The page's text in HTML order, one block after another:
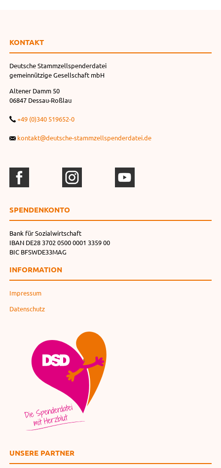
KONTAKT
Deutsche Stammzellspenderdatei
gemeinnützige Gesellschaft mbH
Altener Damm 50
06847 Dessau-Roßlau
+49 (0)340 519652-0
kontakt@deutsche-stammzellspenderdatei.de
SPENDEN­KONTO
Bank für Sozialwirtschaft
IBAN DE28 3702 0500 0001 3359 00
BIC BFSWDE33MAG
INFORMATION
Impressum
Datenschutz
UNSERE PARTNER